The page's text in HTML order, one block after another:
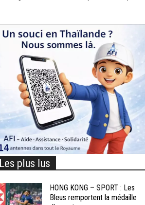
plus lus
HONG KONG – SPORT : Les
Bleus remportent la médaille